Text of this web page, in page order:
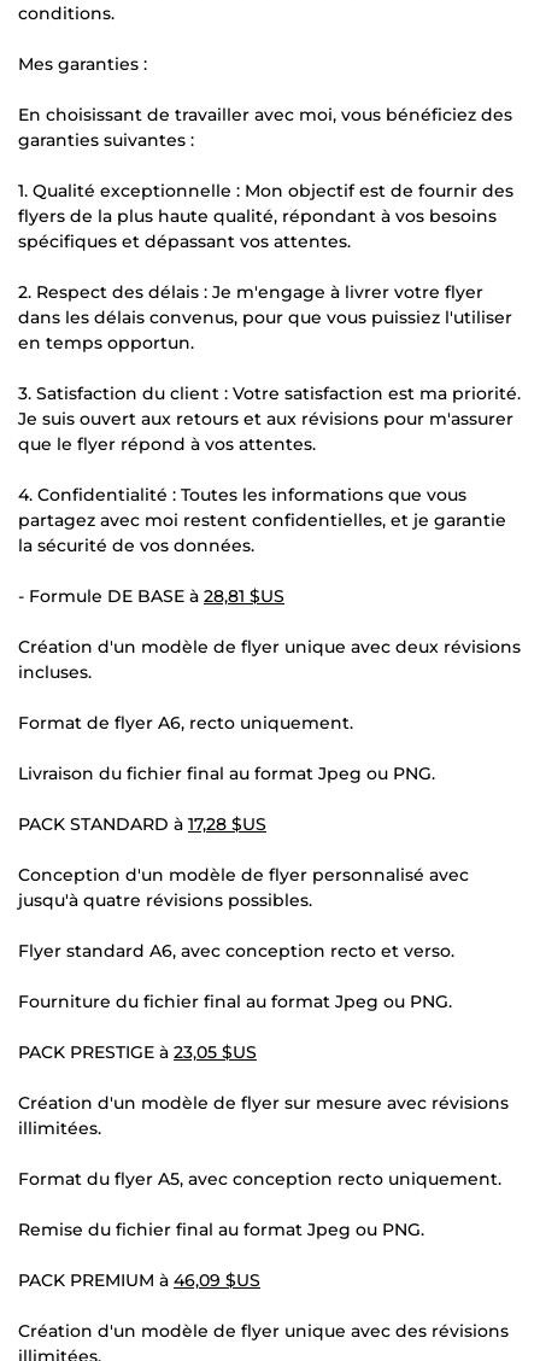
conditions.
Mes garanties :
En choisissant de travailler avec moi, vous bénéficiez des
garanties suivantes :
1. Qualité exceptionnelle : Mon objectif est de fournir des
flyers de la plus haute qualité, répondant à vos besoins
spécifiques et dépassant vos attentes.
2. Respect des délais : Je m'engage à livrer votre flyer
dans les délais convenus, pour que vous puissiez l'utiliser
en temps opportun.
3. Satisfaction du client : Votre satisfaction est ma priorité.
Je suis ouvert aux retours et aux révisions pour m'assurer
que le flyer répond à vos attentes.
4. Confidentialité : Toutes les informations que vous
partagez avec moi restent confidentielles, et je garantie
la sécurité de vos données.
- Formule DE BASE à 28,81 $US
Création d'un modèle de flyer unique avec deux révisions
incluses.
Format de flyer A6, recto uniquement.
Livraison du fichier final au format Jpeg ou PNG.
PACK STANDARD à 17,28 $US
Conception d'un modèle de flyer personnalisé avec
jusqu'à quatre révisions possibles.
Flyer standard A6, avec conception recto et verso.
Fourniture du fichier final au format Jpeg ou PNG.
PACK PRESTIGE à 23,05 $US
Création d'un modèle de flyer sur mesure avec révisions
illimitées.
Format du flyer A5, avec conception recto uniquement.
Remise du fichier final au format Jpeg ou PNG.
PACK PREMIUM à 46,09 $US
Création d'un modèle de flyer unique avec des révisions
illimitées.